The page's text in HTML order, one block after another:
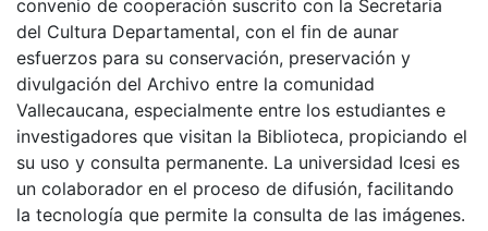
convenio de cooperación suscrito con la Secretaria
del Cultura Departamental, con el fin de aunar
esfuerzos para su conservación, preservación y
divulgación del Archivo entre la comunidad
Vallecaucana, especialmente entre los estudiantes e
investigadores que visitan la Biblioteca, propiciando el
su uso y consulta permanente. La universidad Icesi es
un colaborador en el proceso de difusión, facilitando
la tecnología que permite la consulta de las imágenes.